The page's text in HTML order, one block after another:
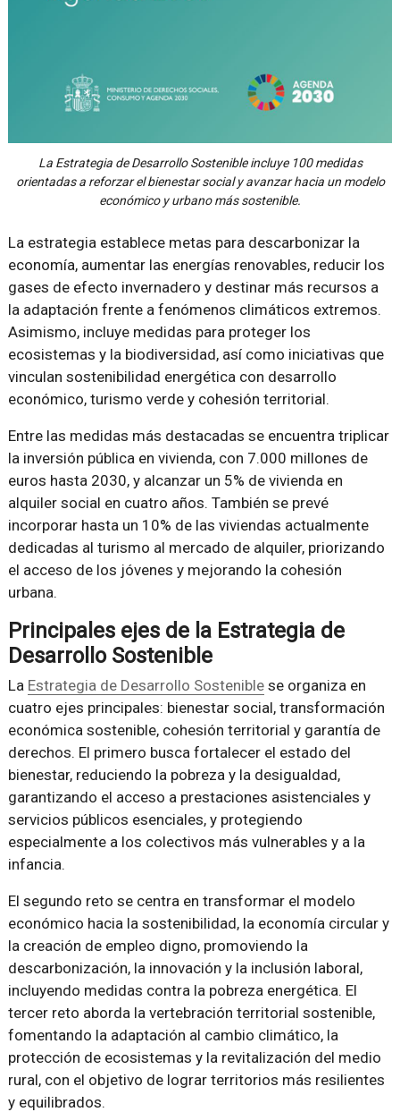
La Estrategia de Desarrollo Sostenible incluye 100 medidas
orientadas a reforzar el bienestar social y avanzar hacia un modelo
económico y urbano más sostenible.
La estrategia establece metas para descarbonizar la
economía, aumentar las energías renovables, reducir los
gases de efecto invernadero y destinar más recursos a
la adaptación frente a fenómenos climáticos extremos.
Asimismo, incluye medidas para proteger los
ecosistemas y la biodiversidad, así como iniciativas que
vinculan sostenibilidad energética con desarrollo
económico, turismo verde y cohesión territorial.
Entre las medidas más destacadas se encuentra triplicar
la inversión pública en vivienda, con 7.000 millones de
euros hasta 2030, y alcanzar un 5% de vivienda en
alquiler social en cuatro años. También se prevé
incorporar hasta un 10% de las viviendas actualmente
dedicadas al turismo al mercado de alquiler, priorizando
el acceso de los jóvenes y mejorando la cohesión
urbana.
Principales ejes de la Estrategia de
Desarrollo Sostenible
La Estrategia de Desarrollo Sosteniblese organiza en
cuatro ejes principales: bienestar social, transformación
económica sostenible, cohesión territorial y garantía de
derechos. El primero busca fortalecer el estado del
bienestar, reduciendo la pobreza y la desigualdad,
garantizando el acceso a prestaciones asistenciales y
servicios públicos esenciales, y protegiendo
especialmente a los colectivos más vulnerables y a la
infancia.
El segundo reto se centra en transformar el modelo
económico hacia la sostenibilidad, la economía circular y
la creación de empleo digno, promoviendo la
descarbonización, la innovación y la inclusión laboral,
incluyendo medidas contra la pobreza energética. El
tercer reto aborda la vertebración territorial sostenible,
fomentando la adaptación al cambio climático, la
protección de ecosistemas y la revitalización del medio
rural, con el objetivo de lograr territorios más resilientes
y equilibrados.